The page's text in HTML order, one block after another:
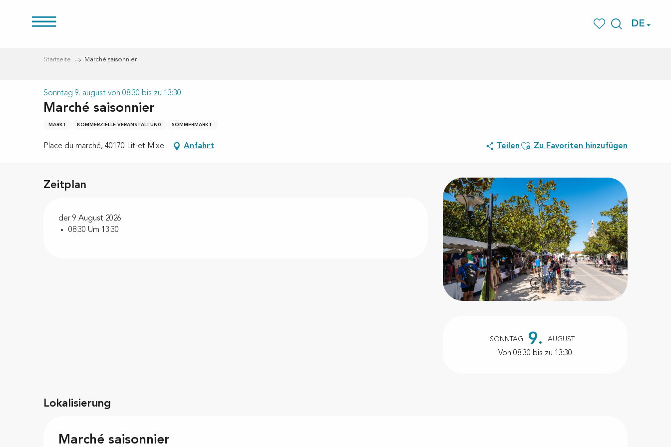
DE
Startseite Marché saisonnier
Sonntag 9. august von 08:30 bis zu 13:30
Marché saisonnier
MARKT KOMMERZIELLE VERANSTALTUNG SOMMERMARKT
Place du marché, 40170 Lit-et-Mixe Anfahrt Teilen Ajouter aux favoris
Zu Favoriten hinzufügen
Öffnungszeiten &
SONNTAG 9. AUGUST
Von 08:30 bis zu 13:30
Zeitplan
der 9 August 2026
08:30 Um 13:30
Lokalisierung
Marché saisonnier